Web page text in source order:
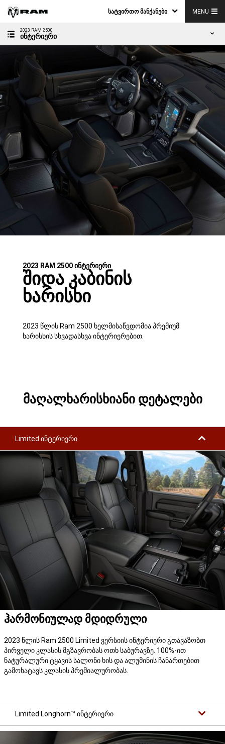
ᲡᲐᲢᲕᲘᲠᲗᲝ ᲛᲐᲜᲥᲐᲜᲔᲑᲘ MENU
2023 RAM 2500
ᲘᲜᲢᲔᲠᲘᲔᲠᲘ
2023 RAM 2500 ინტერიერი
შიდა კაბინის
ხარისხი
2023 წლის Ram 2500 ხელმისაწვდომია პრემიუმ
ხარისხის სხვადასხვა ინტერიერებით.
მაღალხარისხიანი დეტალები
Limited ინტერიერი
ჰარმონიულად მდიდრული
2023 წლის Ram 2500 Limited ვერსიის ინტერიერი გთავაზობთ
პირველი კლასის მგზავრობას ოთხ საბურავზე. 100%-ით
ნატურალური ტყავის სალონი ხის და ალუმინის ჩანართებით
გამოხატავს კლასის პრემიალურობას.
Limited Longhorn™ ინტერიერი